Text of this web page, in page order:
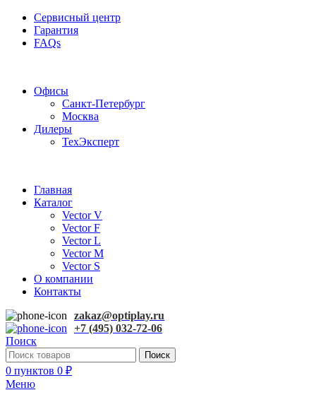
Сервисный центр
Гарантия
FAQs
Офисы
Санкт-Петербург
Москва
Дилеры
ТехЭксперт
Главная
Каталог
Vector V
Vector F
Vector L
Vector M
Vector S
О компании
Контакты
zakaz@optiplay.ru
+7 (495) 032-72-06
Поиск
Поиск
0 пунктов 0 ₽
Меню